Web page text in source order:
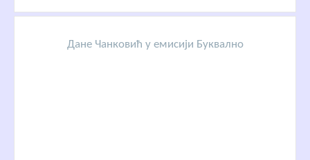
Дане Чанковић у емисији Буквално